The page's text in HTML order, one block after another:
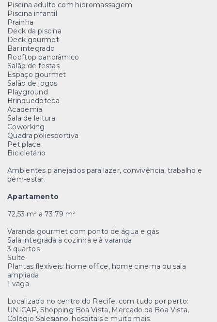
Piscina adulto com hidromassagem
Piscina infantil
Prainha
Deck da piscina
Deck gourmet
Bar integrado
Rooftop panorâmico
Salão de festas
Espaço gourmet
Salão de jogos
Playground
Brinquedoteca
Academia
Sala de leitura
Coworking
Quadra poliesportiva
Pet place
Bicicletário
Ambientes planejados para lazer, convivência, trabalho e
bem-estar.
Apartamento
72,53 m² a 73,79 m²
Varanda gourmet com ponto de água e gás
Sala integrada à cozinha e à varanda
3 quartos
Suíte
Plantas flexíveis: home office, home cinema ou sala
ampliada
1 vaga
Localizado no centro do Recife, com tudo por perto:
UNICAP, Shopping Boa Vista, Mercado da Boa Vista,
Colégio Salesiano, hospitais e muito mais.